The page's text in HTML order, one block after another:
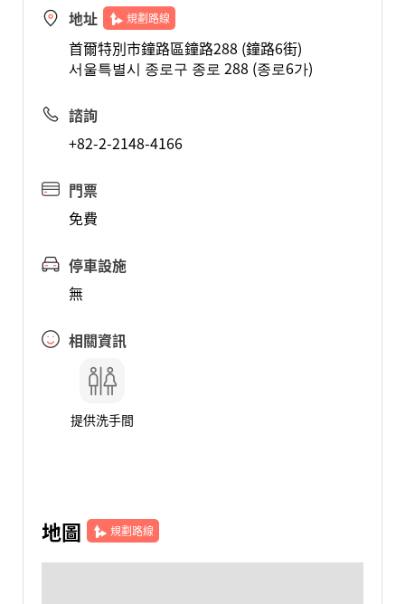
地址 規劃路線
首爾特別市鐘路區鐘路288 (鐘路6街)
서울특별시 종로구 종로 288 (종로6가)
諮詢
+82-2-2148-4166
門票
免費
停車設施
無
相關資訊
提供洗手間
地圖 規劃路線